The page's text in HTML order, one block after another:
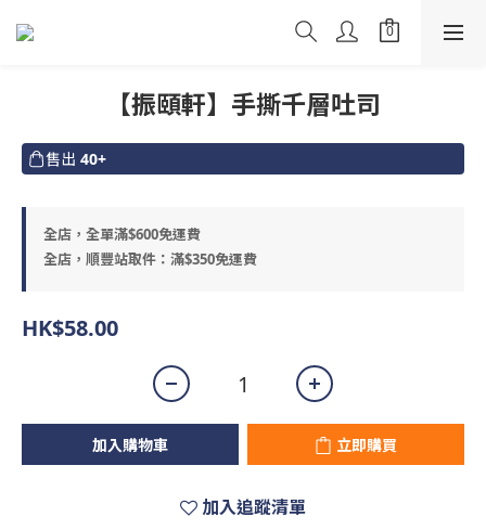
【振頤軒】手撕千層吐司
售出 40+
全店，全單滿$600免運費
全店，順豐站取件：滿$350免運費
HK$58.00
加入購物車 立即購買
加入追蹤清單